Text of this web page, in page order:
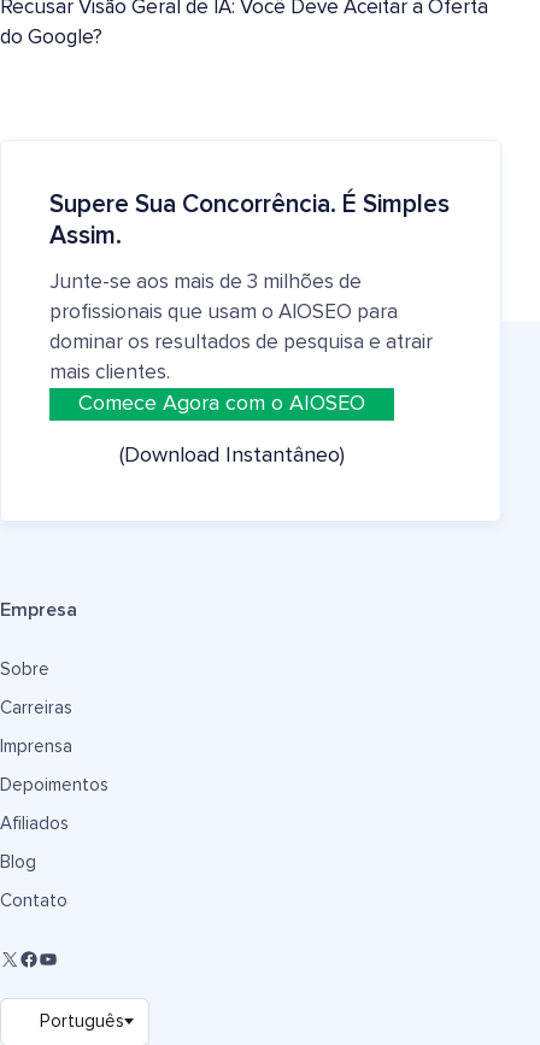
Recusar Visão Geral de IA: Você Deve Aceitar a Oferta
do Google?
Supere Sua Concorrência. É Simples
Assim.
Junte-se aos mais de 3 milhões de
profissionais que usam o AIOSEO para
dominar os resultados de pesquisa e atrair
mais clientes.
Comece Agora com o AIOSEO
(Download Instantâneo)
Empresa
Sobre
Carreiras
Imprensa
Depoimentos
Afiliados
Blog
Contato